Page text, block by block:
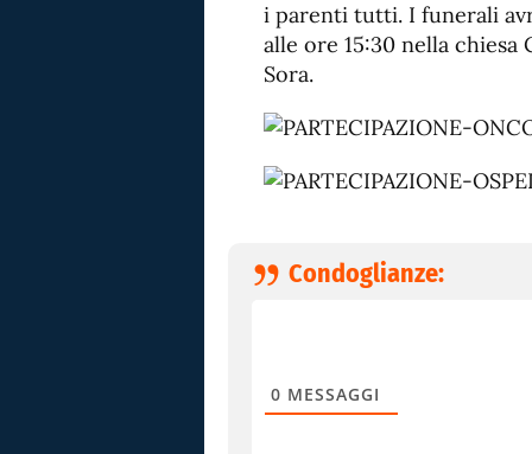
i parenti tutti. I funerali
alle ore 15:30 nella chiesa
Sora.
Condoglianze:
0 MESSAGGI